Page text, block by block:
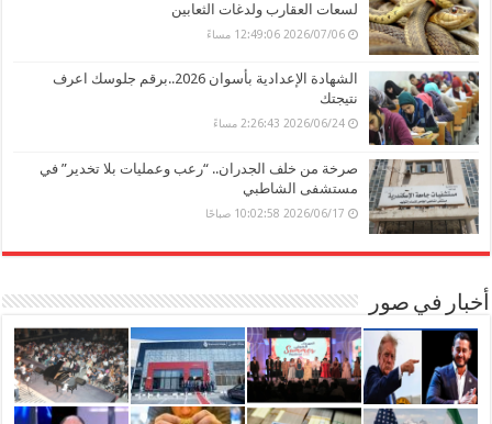
لسعات العقارب ولدغات الثعابين
2026/07/06 12:49:06 مساءً
الشهادة الإعدادية بأسوان 2026..برقم جلوسك اعرف
نتيجتك
2026/06/24 2:26:43 مساءً
صرخة من خلف الجدران.. “رعب وعمليات بلا تخدير” في
مستشفى الشاطبي
2026/06/17 10:02:58 صباحًا
أخبار في صور